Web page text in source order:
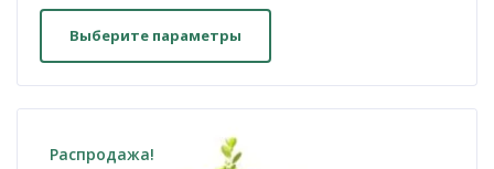
Выберите параметры
несколько
вариаций.
Распродажа!